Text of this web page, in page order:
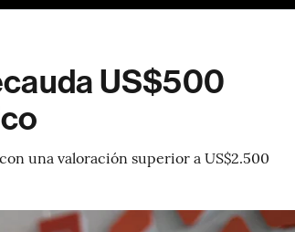
US$500
una valoración superior a US$2.500